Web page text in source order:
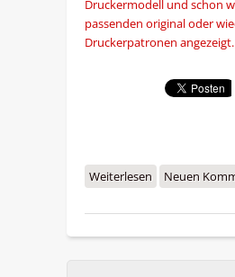
Druckermodellund schon
passenden original oder
Druckerpatronen angezeigt.
Weiterlesenüber HP
Neuen